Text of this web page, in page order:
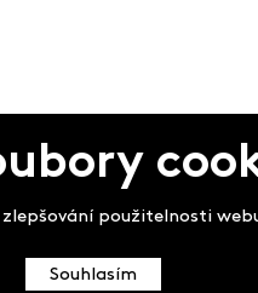
použitelnosti
Souhlasím